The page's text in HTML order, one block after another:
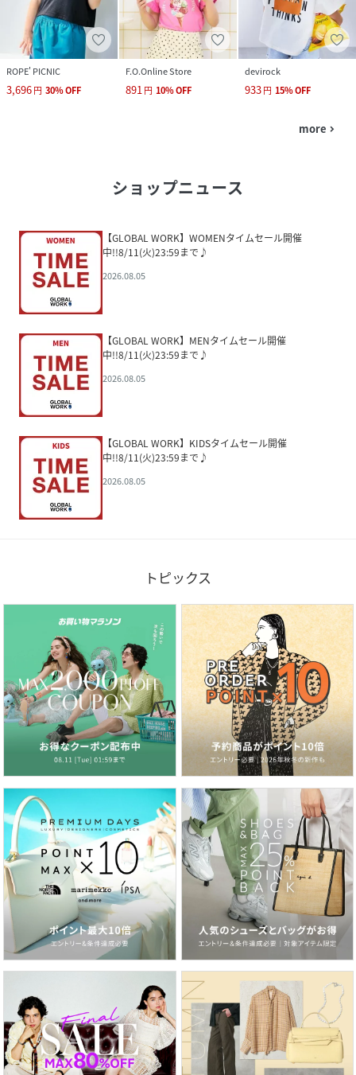
ROPE' PICNIC
3,696円 30%OFF
F.O.Online Store
891円 10%OFF
devirock
933円 15%OFF
more navigate_next
ショップニュース
【GLOBAL WORK】WOMENタイムセール開催
中!!8/11(火)23:59まで♪
2026.08.05
【GLOBAL WORK】MENタイムセール開催
中!!8/11(火)23:59まで♪
2026.08.05
【GLOBAL WORK】KIDSタイムセール開催
中!!8/11(火)23:59まで♪
2026.08.05
トピックス